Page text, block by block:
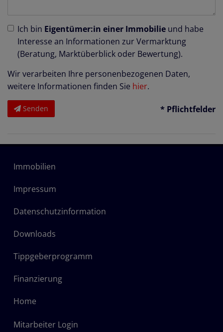
Ich bin Eigentümer:in einer Immobilie und habe
Interesse an Informationen zur Vermarktung
(Beratung, Marktüberblick oder Bewertung).
Wir verarbeiten Ihre personenbezogenen Daten,
weitere Informationen finden Sie hier.
Senden * Pflichtfelder
Immobilien
Impressum
Datenschutzinformation
Downloads
Tippgeberprogramm
Finanzierung
Home
Mitarbeiter Login